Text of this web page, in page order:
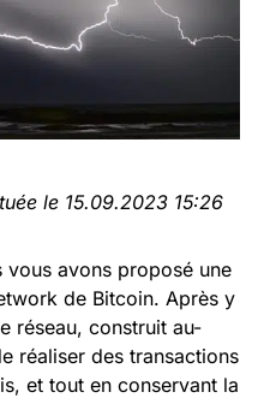
le 15.09.2023 15:26
vous avons proposé une
de Bitcoin. Après y
réseau, construit au-
réaliser des transactions
et tout en conservant la